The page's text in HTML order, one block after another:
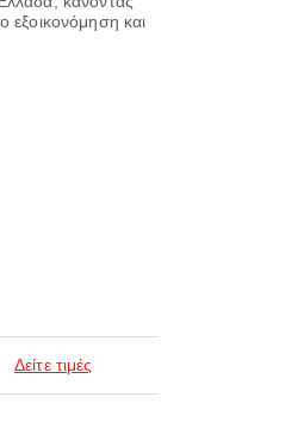
εξοικονόμηση και
Δείτε τιμές